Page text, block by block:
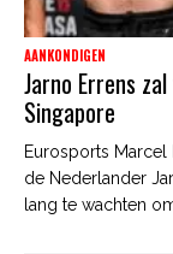
AANKONDIGEN
Jarno Errens
Singapore
Eurosports
de Nederlander
lang te wachten